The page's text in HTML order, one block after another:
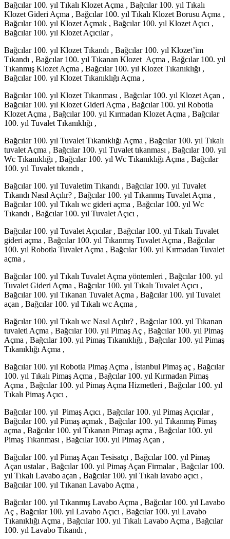
Bağcılar 100. yıl Tıkalı Klozet Açma , Bağcılar 100. yıl Tıkalı
Klozet Gideri Açma , Bağcılar 100. yıl Tıkalı Klozet Borusu Açma ,
Bağcılar 100. yıl Klozet Açmak , Bağcılar 100. yıl Klozet Açıcı ,
Bağcılar 100. yıl Klozet Açıcılar ,
Bağcılar 100. yıl Klozet Tıkandı , Bağcılar 100. yıl Klozet’im
Tıkandı , Bağcılar 100. yıl Tıkanan Klozet Açma , Bağcılar 100. yıl
Tıkanmış Klozet Açma , Bağcılar 100. yıl Klozet Tıkanıklığı ,
Bağcılar 100. yıl Klozet Tıkanıklığı Açma ,
Bağcılar 100. yıl Klozet Tıkanması , Bağcılar 100. yıl Klozet Açan ,
Bağcılar 100. yıl Klozet Gideri Açma , Bağcılar 100. yıl Robotla
Klozet Açma , Bağcılar 100. yıl Kırmadan Klozet Açma , Bağcılar
100. yıl Tuvalet Tıkanıklığı ,
Bağcılar 100. yıl Tuvalet Tıkanıklığı Açma , Bağcılar 100. yıl Tıkalı
tuvalet Açma , Bağcılar 100. yıl Tuvalet tıkanması , Bağcılar 100. yıl
Wc Tıkanıklığı , Bağcılar 100. yıl Wc Tıkanıklığı Açma , Bağcılar
100. yıl Tuvalet tıkandı ,
Bağcılar 100. yıl Tuvaletim Tıkandı , Bağcılar 100. yıl Tuvalet
Tıkandı Nasıl Açılır? , Bağcılar 100. yıl Tıkanmış Tuvalet Açma ,
Bağcılar 100. yıl Tıkalı wc gideri açma , Bağcılar 100. yıl Wc
Tıkandı , Bağcılar 100. yıl Tuvalet Açıcı ,
Bağcılar 100. yıl Tuvalet Açıcılar , Bağcılar 100. yıl Tıkalı Tuvalet
gideri açma , Bağcılar 100. yıl Tıkanmış Tuvalet Açma , Bağcılar
100. yıl Robotla Tuvalet Açma , Bağcılar 100. yıl Kırmadan Tuvalet
açma ,
Bağcılar 100. yıl Tıkalı Tuvalet Açma yöntemleri , Bağcılar 100. yıl
Tuvalet Gideri Açma , Bağcılar 100. yıl Tıkalı Tuvalet Açıcı ,
Bağcılar 100. yıl Tıkanan Tuvalet Açma , Bağcılar 100. yıl Tuvalet
açan , Bağcılar 100. yıl Tıkalı wc Açma ,
Bağcılar 100. yıl Tıkalı wc Nasıl Açılır? , Bağcılar 100. yıl Tıkanan
tuvaleti Açma , Bağcılar 100. yıl Pimaş Aç , Bağcılar 100. yıl Pimaş
Açma , Bağcılar 100. yıl Pimaş Tıkanıklığı , Bağcılar 100. yıl Pimaş
Tıkanıklığı Açma ,
Bağcılar 100. yıl Robotla Pimaş Açma , İstanbul Pimaş aç , Bağcılar
100. yıl Tıkalı Pimaş Açma , Bağcılar 100. yıl Kırmadan Pimaş
Açma , Bağcılar 100. yıl Pimaş Açma Hizmetleri , Bağcılar 100. yıl
Tıkalı Pimaş Açıcı ,
Bağcılar 100. yıl Pimaş Açıcı , Bağcılar 100. yıl Pimaş Açıcılar ,
Bağcılar 100. yıl Pimaş açmak , Bağcılar 100. yıl Tıkanmış Pimaş
açma , Bağcılar 100. yıl Tıkanan Pimaşı açma , Bağcılar 100. yıl
Pimaş Tıkanması , Bağcılar 100. yıl Pimaş Açan ,
Bağcılar 100. yıl Pimaş Açan Tesisatçı , Bağcılar 100. yıl Pimaş
Açan ustalar , Bağcılar 100. yıl Pimaş Açan Firmalar , Bağcılar 100.
yıl Tıkalı Lavabo açan , Bağcılar 100. yıl Tıkalı lavabo açıcı ,
Bağcılar 100. yıl Tıkanan Lavabo Açma ,
Bağcılar 100. yıl Tıkanmış Lavabo Açma , Bağcılar 100. yıl Lavabo
Aç , Bağcılar 100. yıl Lavabo Açıcı , Bağcılar 100. yıl Lavabo
Tıkanıklığı Açma , Bağcılar 100. yıl Tıkalı Lavabo Açma , Bağcılar
100. yıl Lavabo Tıkandı ,